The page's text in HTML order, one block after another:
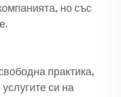
но със
практика,
си на